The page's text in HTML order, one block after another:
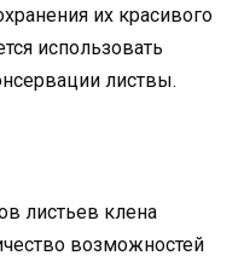
их красивого
использовать
листвы.
листьев клена
возможностей